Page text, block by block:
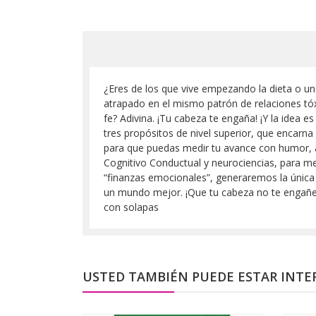
¿Eres de los que vive empezando la dieta o
atrapado en el mismo patrón de relaciones
fe? Adivina. ¡Tu cabeza te engaña! ¡Y la
tres propósitos de nivel superior, que
para que puedas medir tu avance con
Cognitivo Conductual y neurociencias, para
“finanzas emocionales”, generaremos la
un mundo mejor. ¡Que tu cabeza no te
con solapas
USTED TAMBIÉN PUEDE ESTAR